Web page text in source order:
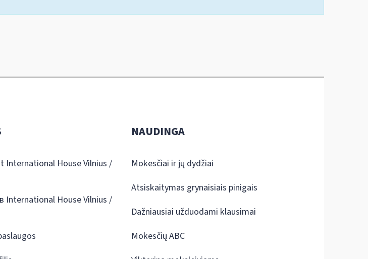
International House Vilnius /
International House Vilnius /
NAUDINGA
Mokesčiai ir jų dydžiai
Atsiskaitymas grynaisiais pinigais
Dažniausiai užduodami klausimai
Mokesčių ABC